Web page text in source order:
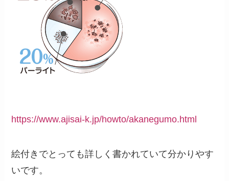
https://www.ajisai-k.jp/howto/akanegumo.html
絵付きでとっても詳しく書かれていて分かりやす
いです。